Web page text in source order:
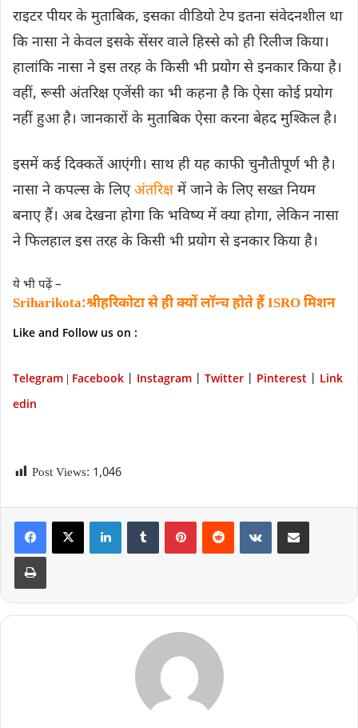
राइटर पीयर के मुताबिक, इसका वीडियो टेप इतना संवेदनशील था
कि नासा ने केवल इसके सेंसर वाले हिस्से को ही रिलीज किया।
हालांकि नासा ने इस तरह के किसी भी प्रयोग से इनकार किया है।
वहीं, रूसी अंतरिक्ष एजेंसी का भी कहना है कि ऐसा कोई प्रयोग
नहीं हुआ है। जानकारों के मुताबिक ऐसा करना बेहद मुश्किल है।
इसमें कई दिक्कतें आएंगी। साथ ही यह काफी चुनौतीपूर्ण भी है।
नासा ने कपल्स के लिएअंतरिक्ष में जाने के लिए सख्त नियम
बनाए हैं। अब देखना होगा कि भविष्य में क्या होगा, लेकिन नासा
ने फिलहाल इस तरह के किसी भी प्रयोग से इनकार किया है।
ये भी पढ़ें –
Sriharikota:श्रीहरिकोटा से ही क्यों लॉन्च होते हैं ISRO मिशन
Like and Follow us on :
Telegram | Facebook Instagram Twitter Pinterest
Link
edin
Post Views: 1,046